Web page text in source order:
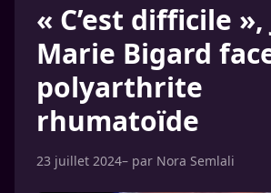
« C’est difficile »,
Marie Bigard
polyarthrite
rhumatoïde
23 juillet 2024– par Nora Semlali